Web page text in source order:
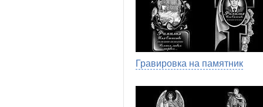
Гравировка на памятник